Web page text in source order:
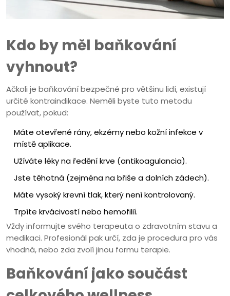
Kdo by měl baňkování
vyhnout?
Ačkoli je baňkování bezpečné pro většinu lidí, existují
určité kontraindikace. Neměli byste tuto metodu
používat, pokud:
Máte otevřené rány, ekzémy nebo kožní infekce v
místě aplikace.
Užíváte léky na ředění krve (antikoagulancia).
Jste těhotná (zejména na břiše a dolních zádech).
Máte vysoký krevní tlak, který není kontrolovaný.
Trpíte krvácivostí nebo hemofilií.
Vždy informujte svého terapeuta o zdravotním stavu a
medikaci. Profesionál pak určí, zda je procedura pro vás
vhodná, nebo zda zvolí jinou formu terapie.
Baňkování jako součást